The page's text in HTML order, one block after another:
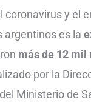
y el
argentinos es la
más de 12 mil
por la
Ministerio de